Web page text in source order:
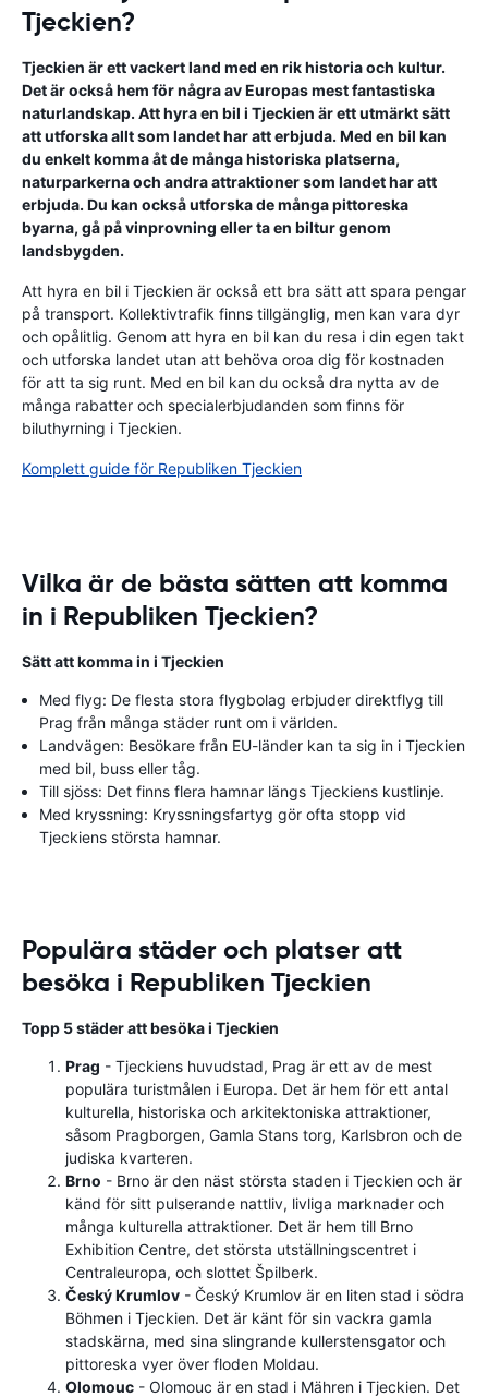
Tjeckien?
Tjeckien är ett vackert land med en rik historia och kultur.
Det är också hem för några av Europas mest fantastiska
naturlandskap. Att hyra en bil i Tjeckien är ett utmärkt sätt
att utforska allt som landet har att erbjuda. Med en bil kan
du enkelt komma åt de många historiska platserna,
naturparkerna och andra attraktioner som landet har att
erbjuda. Du kan också utforska de många pittoreska
byarna, gå på vinprovning eller ta en biltur genom
landsbygden.
Att hyra en bil i Tjeckien är också ett bra sätt att spara pengar
på transport. Kollektivtrafik finns tillgänglig, men kan vara dyr
och opålitlig. Genom att hyra en bil kan du resa i din egen takt
och utforska landet utan att behöva oroa dig för kostnaden
för att ta sig runt. Med en bil kan du också dra nytta av de
många rabatter och specialerbjudanden som finns för
biluthyrning i Tjeckien.
Komplett guide för Republiken Tjeckien
Vilka är de bästa sätten att komma
in i Republiken Tjeckien?
Sätt att komma in i Tjeckien
Med flyg: De flesta stora flygbolag erbjuder direktflyg till
Prag från många städer runt om i världen.
Landvägen: Besökare från EU-länder kan ta sig in i Tjeckien
med bil, buss eller tåg.
Till sjöss: Det finns flera hamnar längs Tjeckiens kustlinje.
Med kryssning: Kryssningsfartyg gör ofta stopp vid
Tjeckiens största hamnar.
Populära städer och platser att
besöka i Republiken Tjeckien
Topp 5 städer att besöka i Tjeckien
Prag - Tjeckiens huvudstad, Prag är ett av de mest
populära turistmålen i Europa. Det är hem för ett antal
kulturella, historiska och arkitektoniska attraktioner,
såsom Pragborgen, Gamla Stans torg, Karlsbron och de
judiska kvarteren.
Brno - Brno är den näst största staden i Tjeckien och är
känd för sitt pulserande nattliv, livliga marknader och
många kulturella attraktioner. Det är hem till Brno
Exhibition Centre, det största utställningscentret i
Centraleuropa, och slottet Špilberk.
Český Krumlov - Český Krumlov är en liten stad i södra
Böhmen i Tjeckien. Det är känt för sin vackra gamla
stadskärna, med sina slingrande kullerstensgator och
pittoreska vyer över floden Moldau.
Olomouc - Olomouc är en stad i Mähren i Tjeckien. Det